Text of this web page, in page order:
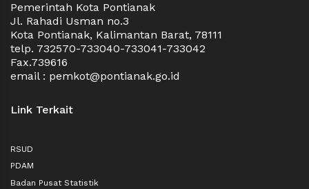
Pemerintah Kota Pontianak
Jl. Rahadi Usman no.3
Kota Pontianak, Kalimantan Barat, 78111
telp. 732570-733040-733041-733042
Fax.739616
email : pemkot@pontianak.go.id
Link Terkait
RSUD
PDAM
Badan Pusat Statistik